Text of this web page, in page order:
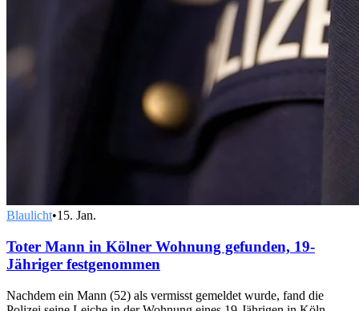
Blaulicht•15. Jan.
Toter Mann in Kölner Wohnung gefunden, 19-
Jähriger festgenommen
Nachdem ein Mann (52) als vermisst gemeldet wurde, fand die